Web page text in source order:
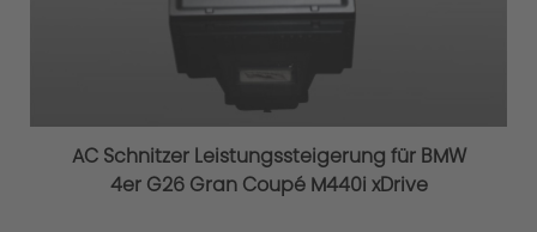
AC Schnitzer Leistungssteigerung für BMW
4er G26 Gran Coupé M440i xDrive